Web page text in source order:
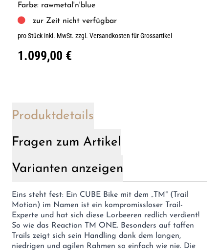
Farbe: rawmetal'n'blue
zur Zeit nicht verfügbar
pro Stück inkl. MwSt. zzgl. Versandkosten für Grossartikel
1.099,00 €
Produktdetails
Fragen zum Artikel
Varianten anzeigen
Eins steht fest: Ein CUBE Bike mit dem „TM" (Trail
Motion) im Namen ist ein kompromissloser Trail-
Experte und hat sich diese Lorbeeren redlich verdient!
So wie das Reaction TM ONE. Besonders auf taffen
Trails zeigt sich sein Handling dank dem langen,
niedrigen und agilen Rahmen so einfach wie nie. Die